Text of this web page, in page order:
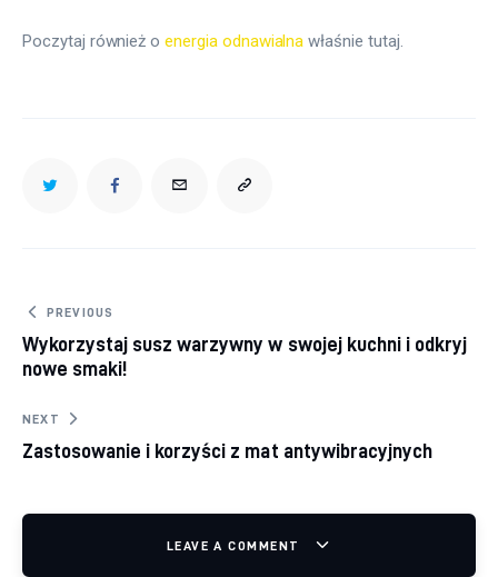
Poczytaj również o energia odnawialna właśnie tutaj.
Nawigacja wpisu
PREVIOUS
Wykorzystaj susz warzywny w swojej kuchni i odkryj
nowe smaki!
NEXT
Zastosowanie i korzyści z mat antywibracyjnych
LEAVE A COMMENT